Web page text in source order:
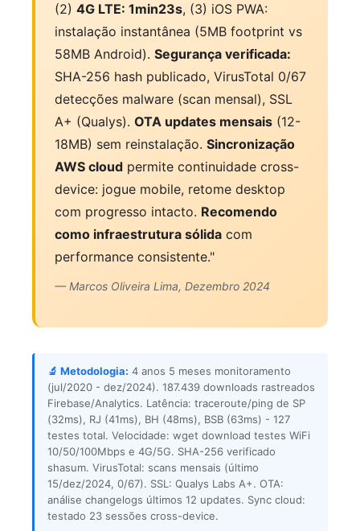
(2) 4G LTE: 1min23s, (3) iOS PWA:
instalação instantânea (5MB footprint vs
58MB Android). Segurança verificada:
SHA-256 hash publicado, VirusTotal 0/67
detecções malware (scan mensal), SSL
A+ (Qualys). OTA updates mensais (12-
18MB) sem reinstalação. Sincronização
AWS cloud permite continuidade cross-
device: jogue mobile, retome desktop
com progresso intacto. Recomendo
como infraestrutura sólida com
performance consistente."
— Marcos Oliveira Lima, Dezembro 2024
🔬 Metodologia: 4 anos 5 meses monitoramento
(jul/2020 - dez/2024). 187.439 downloads rastreados
Firebase/Analytics. Latência: traceroute/ping de SP
(32ms), RJ (41ms), BH (48ms), BSB (63ms) - 127
testes total. Velocidade: wget download testes WiFi
10/50/100Mbps e 4G/5G. SHA-256 verificado
shasum. VirusTotal: scans mensais (último
15/dez/2024, 0/67). SSL: Qualys Labs A+. OTA:
análise changelogs últimos 12 updates. Sync cloud:
testado 23 sessões cross-device.